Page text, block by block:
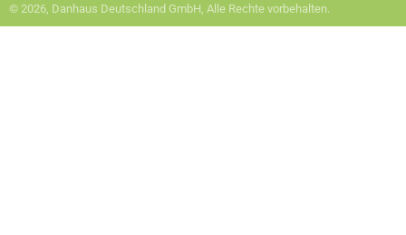
© 2026, Danhaus Deutschland GmbH, Alle Rechte vorbehalten.